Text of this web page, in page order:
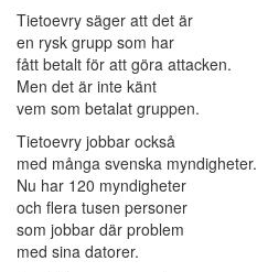
Tietoevry säger att det är
en rysk grupp som har
fått betalt för att göra attacken.
Men det är inte känt
vem som betalat gruppen.
Tietoevry jobbar också
med många svenska myndigheter.
Nu har 120 myndigheter
och flera tusen personer
som jobbar där problem
med sina datorer.